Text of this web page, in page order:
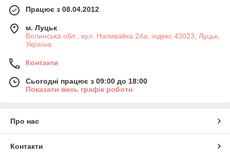
Працює з 08.04.2012
м. Луцьк
Волинська обл., вул. Наливайка 24а, індекс 43023, Луцьк,
Україна
Контакти
Сьогодні працює з 09:00 до 18:00
Показати весь графік роботи
Про нас
Контакти